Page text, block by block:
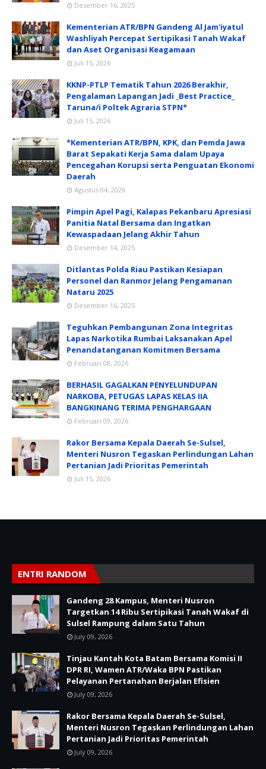
Desember 16, 2025
Kementerian ATR/BPN Gandeng Al Jam'iyatul
Washliyah Percepat Sertipikasi Tanah Wakaf
dan Aset Organisasi Keagamaan
Juli 15, 2026
KKNP-PTLP Tematik Tahun 2026 Berakhir,
Pengalaman Lapangan Jadi _Best Practice_
Taruna/i Poltek Agraria STPN*
Juli 15, 2026
*Kementerian ATR/BPN, KPK, dan Pemda Jawa
Barat Sepakati Kerja Sama dalam Upaya
Pencegahan Korupsi serta Penguatan Ekonomi
Daerah
Agustus 04, 2026
Pimpin Apel Pagi, Kalapas Pekanbaru Apresiasi
Panitia Natal Bersama dan Ingatkan
Kewaspadaan Jelang Akhir Tahun
Desember 14, 2025
Ditlantas Polda Riau Pastikan Kesiapan
Personel dan Ranmor Jelang Pengamanan
Nataru 2025
Desember 16, 2025
Teguhkan Pembangunan Zona Integritas
Lapas Narkotika Rumbai Laksanakan Apel
Penandatanganan Komitmen Bersama
Februari 08, 2026
BERHASIL GAGALKAN PENYELUNDUPAN
NARKOBA, PETUGAS LAPAS KELAS IIA
BANGKINANG TERIMA PENGHARGAAN
Februari 09, 2026
Rakor Bersama Kepala Daerah Se-Sulsel,
Menteri Nusron Tegaskan Perlindungan Lahan
Pertanian Jadi Prioritas Pemerintah
Juli 15, 2026
ENTRI RANDOM
Gandeng 28 Kampus, Menteri Nusron
Targetkan 14 Ribu Sertipikasi Tanah Wakaf di
Sulsel Rampung dalam Satu Tahun
July 09, 2026
Tinjau Kantah Kota Batam Bersama Komisi II
DPR RI, Wamen ATR/Waka BPN Pastikan
Pelayanan Pertanahan Berjalan Efisien
July 09, 2026
Rakor Bersama Kepala Daerah Se-Sulsel,
Menteri Nusron Tegaskan Perlindungan Lahan
Pertanian Jadi Prioritas Pemerintah
July 09, 2026